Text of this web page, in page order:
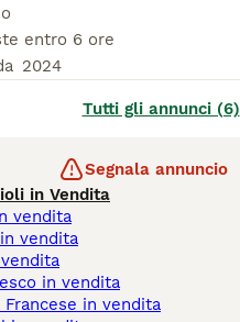
entro 6 ore
2024
Tutti gli annunci (6)
Segnala annuncio
in Vendita
vendita
vendita
in vendita
Francese in vendita